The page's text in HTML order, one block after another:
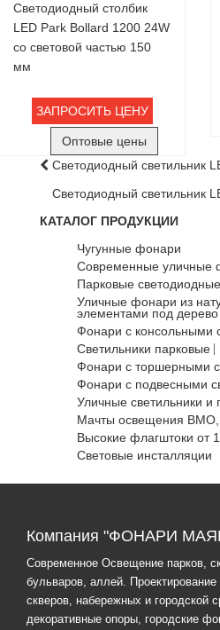
Светодиодный столбик
LED Park Bollard 1200 24W
со световой частью 150
мм
ЗАПРОСИТЬ ЦЕНУ
Оптовые цены
Светодиодный светильник
Светодиодный светильник
КАТАЛОГ ПРОДУКЦИИ
Чугунные фонари
Современные уличные
Парковые
Уличные фонари из
элементами под дерево
Фонари с консольными
Светильники парковые
Фонари с торшерными
Фонари с подвесными
Уличные светильники и
Мачты освещения
Высокие флагштоки от
Световые инсталляции
Компания "ФОНАРИ
Современное Освещение парков,
бульваров, аллей.
скверов, набережных и городской
декоративные опоры, городские